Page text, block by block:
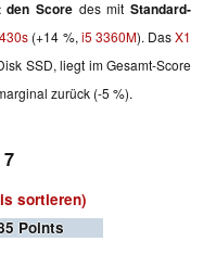
den Score des mit Standard-
(+14 %, i5 3360M). DasX1
SSD, liegt im Gesamt-Score
zurück (-5 %).
sortieren)
Points